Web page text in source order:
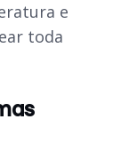
e
toda